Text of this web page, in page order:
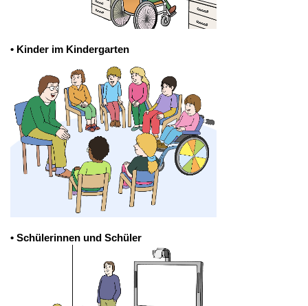
• Kinder im Kindergarten
• Schülerinnen und Schüler